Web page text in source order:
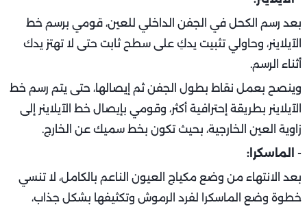
بعد رسم الكحل في الجفن الداخلي للعين، قومي برسم خط
الآيلاينر، وحاولي تثبيت يدكِ على سطح ثابت حتى لا تهتز يدك
أثناء الرسم.
وينصح بعمل نقاط بطول الجفن ثم إيصالها، حتى يتم رسم خط
الآيلاينر بطريقة إحترافية أكثر، وقومي بإيصال خط الآيلاينر إلى
زاوية العين الخارجية، بحيث تكون بخط سميك عن الخارج.
- الماسكرا:
بعد الانتهاء من وضع مكياج العيون الناعم بالكامل، لا تنسي
خطوة وضع الماسكرا لفرد الرموش وتكثيفها بشكل جذاب،